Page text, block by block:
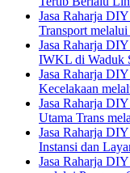
Jasa Raharja
Transport
Jasa Raharja
IWKL di Waduk
Jasa Raharja
Kecelakaan
Jasa Raharja
Utama Trans
Jasa Raharja
Instansi dan
Jasa Raharja